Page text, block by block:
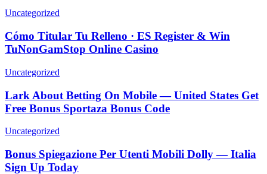
Uncategorized
Cómo Titular Tu Relleno · ES Register & Win
TuNonGamStop Online Casino
Uncategorized
Lark About Betting On Mobile — United States Get
Free Bonus Sportaza Bonus Code
Uncategorized
Bonus Spiegazione Per Utenti Mobili Dolly — Italia
Sign Up Today